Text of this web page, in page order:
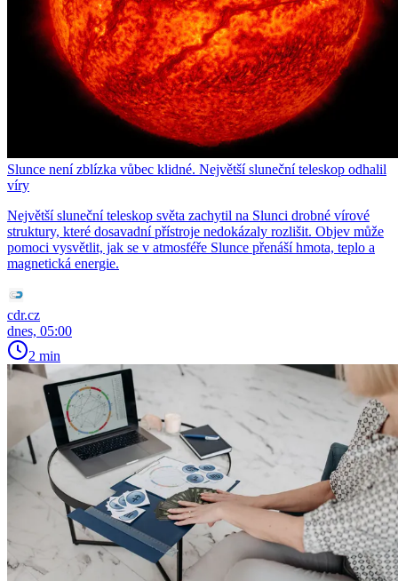
Slunce není zblízka vůbec klidné. Největší sluneční teleskop odhalil
víry
Největší sluneční teleskop světa zachytil na Slunci drobné vírové
struktury, které dosavadní přístroje nedokázaly rozlišit. Objev může
pomoci vysvětlit, jak se v atmosféře Slunce přenáší hmota, teplo a
magnetická energie.
cdr.cz
dnes, 05:00
2 min